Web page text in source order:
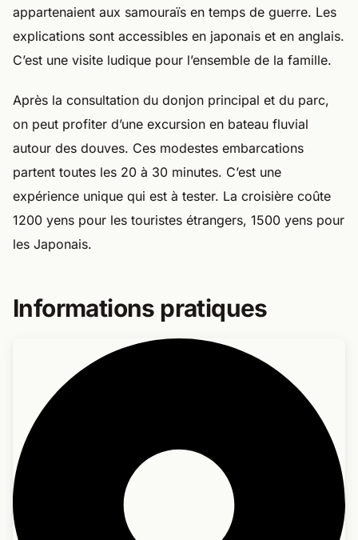
appartenaient aux samouraïs en temps de guerre. Les
explications sont accessibles en japonais et en anglais.
C’est une visite ludique pour l’ensemble de la famille.
Après la consultation du donjon principal et du parc,
on peut profiter d’une excursion en bateau fluvial
autour des douves. Ces modestes embarcations
partent toutes les 20 à 30 minutes. C’est une
expérience unique qui est à tester. La croisière coûte
1200 yens pour les touristes étrangers, 1500 yens pour
les Japonais.
Informations pratiques